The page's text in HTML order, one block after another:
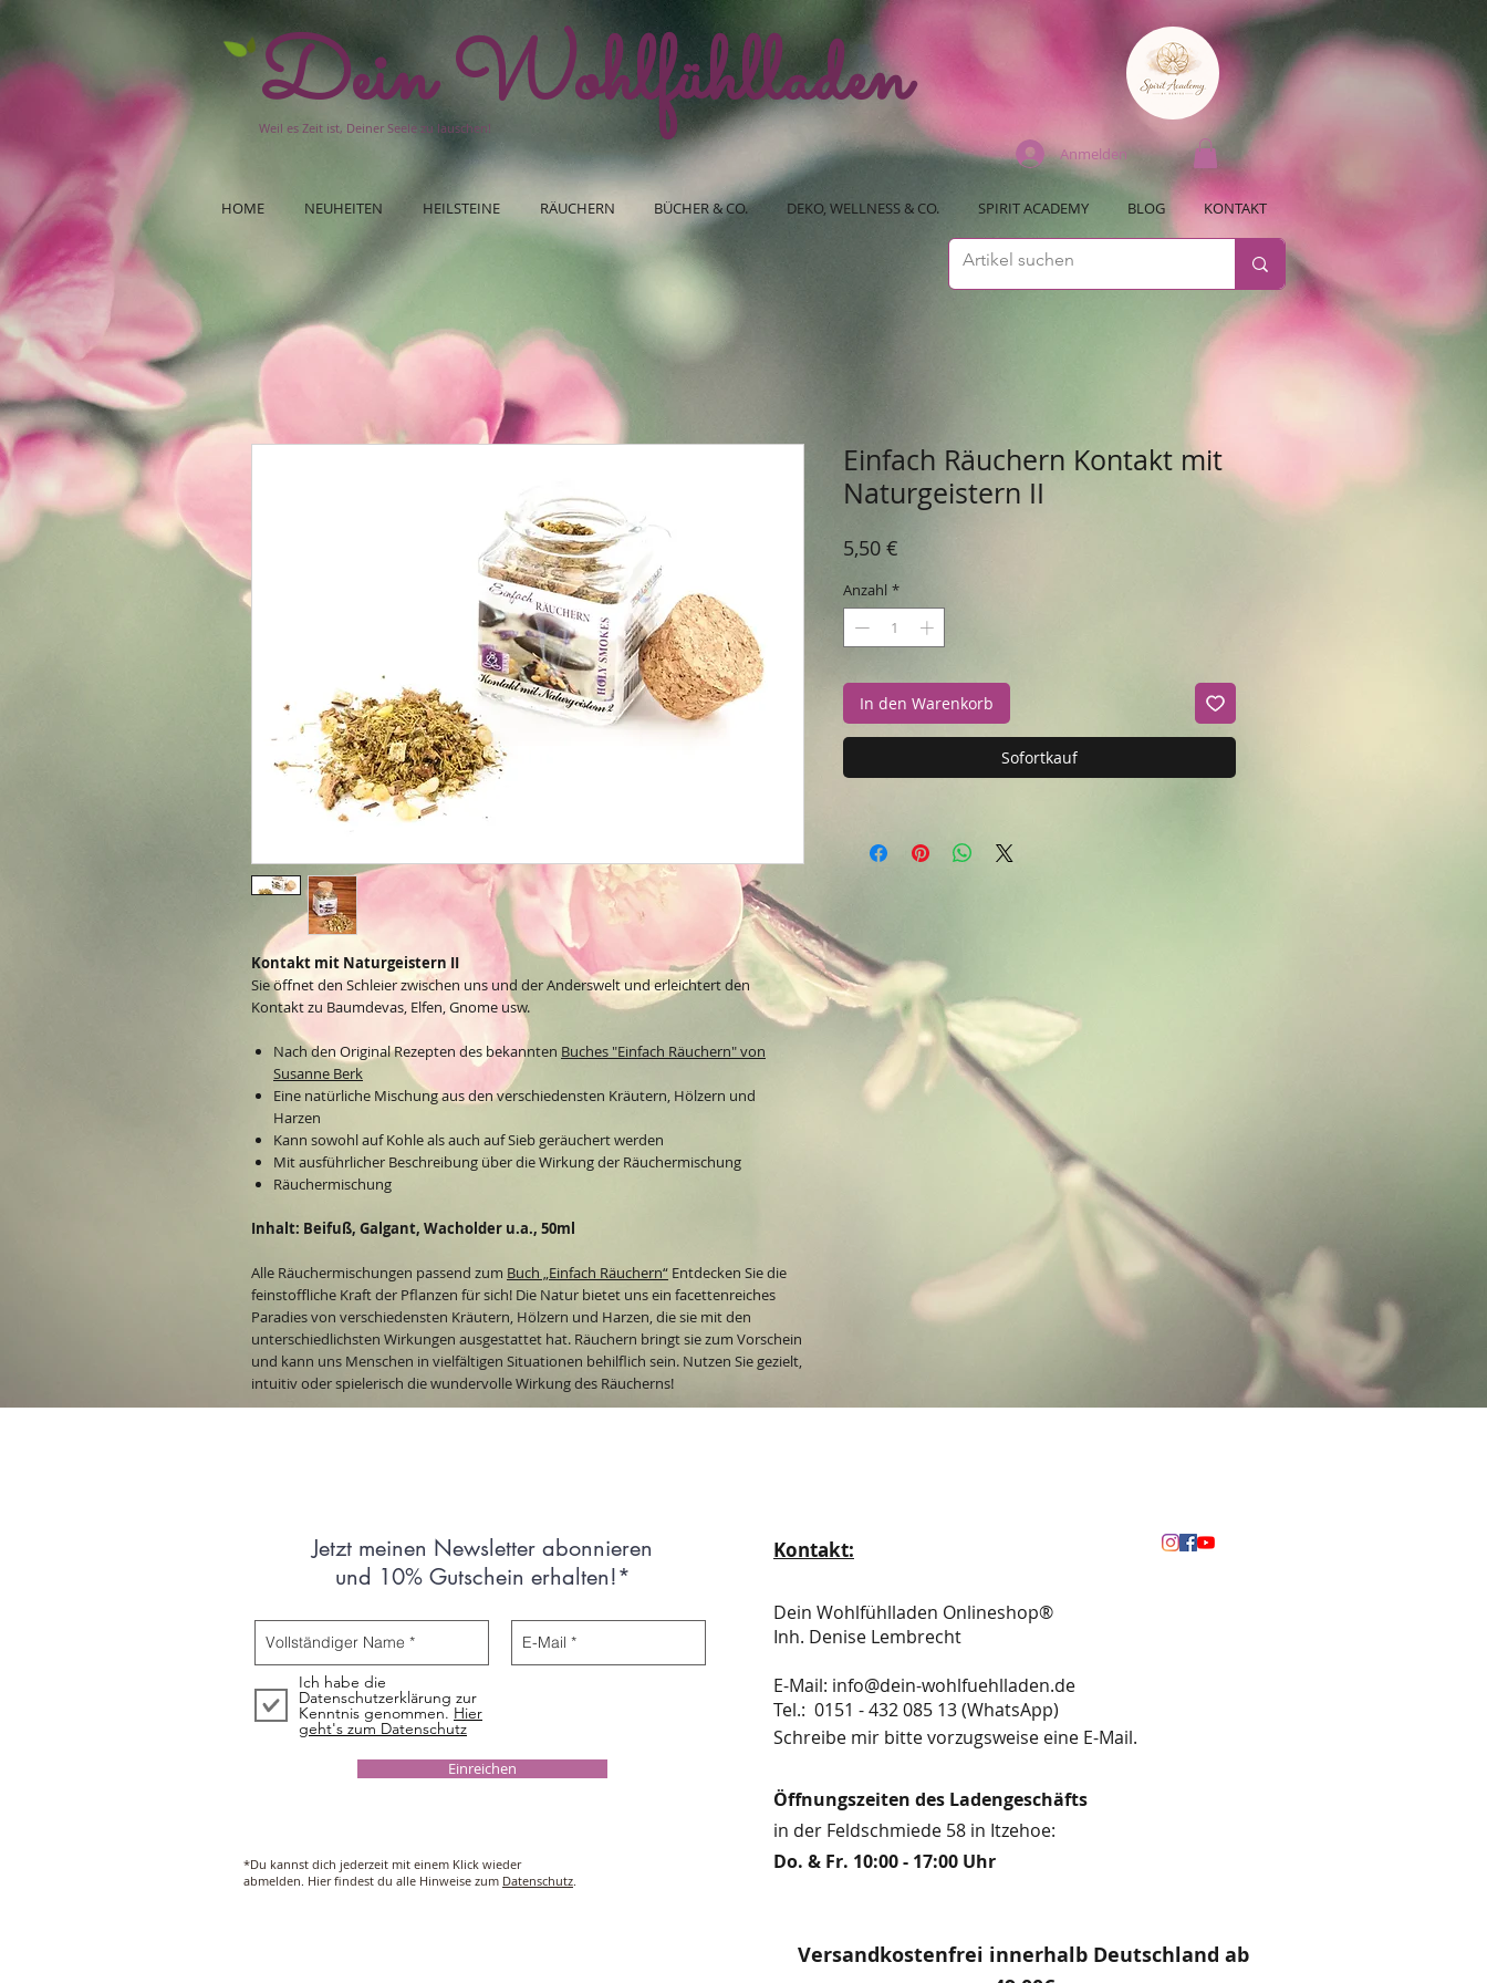
Dein Wohlfühlladen
Weil es Zeit ist, Deiner Seele zu lauschen!
Anmelden
HOME NEUHEITEN HEILSTEINE RÄUCHERN BÜCHER & CO. DEKO, WELLNESS & CO. SPIRIT ACADEMY BLOG KONTAKT
Kontakt mit Naturgeistern II
Sie öffnet den Schleier zwischen uns und der Anderswelt und erleichtert den
Kontakt zu Baumdevas, Elfen, Gnome usw.
Nach den Original Rezepten des bekannten Buches "Einfach Räuchern" von
Susanne Berk
Eine natürliche Mischung aus den verschiedensten Kräutern, Hölzern und
Harzen
Kann sowohl auf Kohle als auch auf Sieb geräuchert werden
Mit ausführlicher Beschreibung über die Wirkung der Räuchermischung
Räuchermischung
Inhalt: Beifuß, Galgant, Wacholder u.a., 50ml
Alle Räuchermischungen passend zum Buch „Einfach Räuchern“ Entdecken Sie die
feinstoffliche Kraft der Pflanzen für sich! Die Natur bietet uns ein facettenreiches
Paradies von verschiedensten Kräutern, Hölzern und Harzen, die sie mit den
unterschiedlichsten Wirkungen ausgestattet hat. Räuchern bringt sie zum Vorschein
und kann uns Menschen in vielfältigen Situationen behilflich sein. Nutzen Sie gezielt,
intuitiv oder spielerisch die wundervolle Wirkung des Räucherns!
Einfach Räuchern Kontakt mit
Naturgeistern II
5,50 €
Anzahl *
In den Warenkorb
Sofortkauf
Jetzt meinen Newsletter abonnieren
und 10% Gutschein erhalten!*
Ich habe die
Datenschutzerklärung zur
Kenntnis genommen. Hier
geht's zum Datenschutz
Einreichen
*Du kannst dich jederzeit mit einem Klick wieder
abmelden. Hier findest du alle Hinweise zum Datenschutz.
Kontakt:
Dein Wohlfühlladen Onlineshop®
Inh. Denise Lembrecht
E-Mail: info@dein-wohlfuehlladen.de
​​​​​​​​​​​​​​​​​​​​Tel.: 0151 - 432 085 13 (WhatsApp)
Schreibe mir bitte vorzugsweise eine E-Mail.
Öffnungszeiten des Ladengeschäfts
in der Feldschmiede 58 in Itzehoe:
Do. & Fr. 10:00 - 17:00 Uhr
Versandkostenfrei innerhalb Deutschland ab